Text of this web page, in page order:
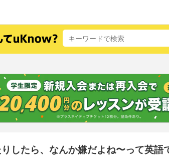
したら、なんか嫌だよね〜って英語